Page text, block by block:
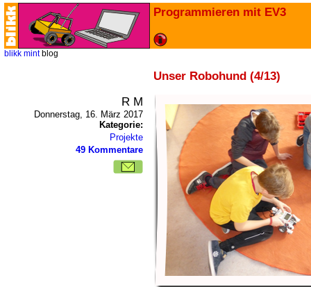
Programmieren mit EV3
blikk mint blog
Unser Robohund (4/13)
R M
Donnerstag, 16. März 2017
Kategorie:
Projekte
49 Kommentare